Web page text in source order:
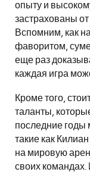
опыту и
застрахованы
Вспомним, как
фаворитом,
еще раз
каждая игра
Кроме того,
таланты,
последние годы
такие как
на мировую
своих командах.